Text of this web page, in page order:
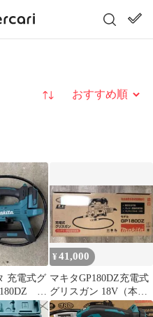
並び替え
充電式グ
¥41,000
マキタGP180DZ充電式
グリスガン 18V（本体
のみ）